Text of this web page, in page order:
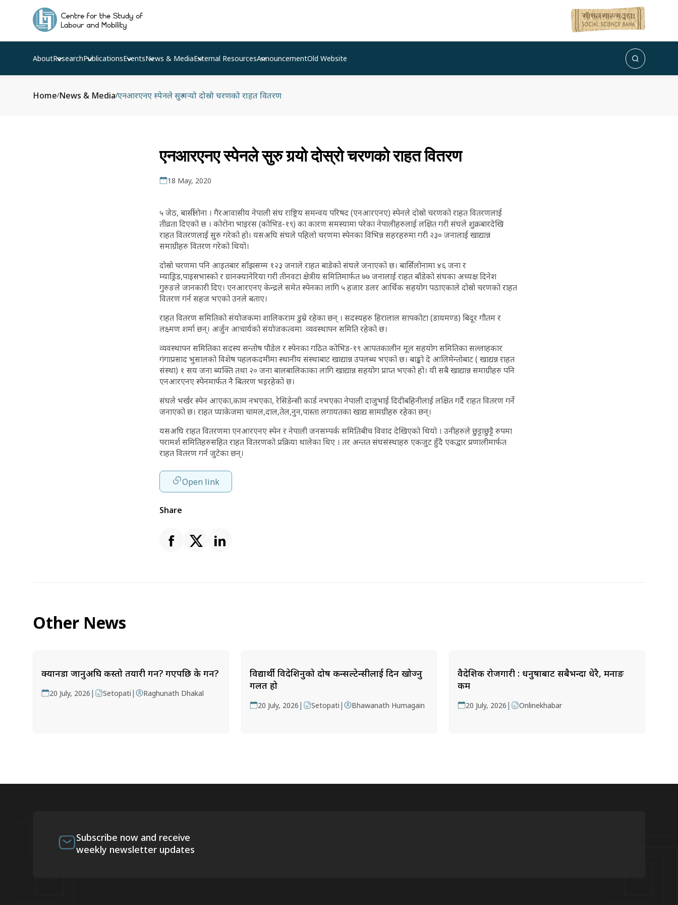
AboutResearchPublicationsEventsNews & MediaExternal ResourcesAnnouncementOld Website
Home/News & Media/एनआरएनए स्पेनले सुरु गर्‍यो दोस्रो चरणको राहत वितरण
एनआरएनए स्पेनले सुरु गर्‍यो दोस्रो चरणको राहत वितरण
18 May, 2020
५ जेठ, बार्सीलोना । गैरआवासीय नेपाली संघ राष्ट्रिय समन्वय परिषद (एनआरएनए) स्पेनले दोस्रो चरणको राहत वितरणलाई
तीव्रता दिएको छ । कोरोना भाइरस (कोभिड-१९) का कारण समस्यामा परेका नेपालीहरुलाई लक्षित गरी संघले शुक्रबारदेखि
राहत वितरणलाई सुरु गरेको हो। यसअघि संघले पहिलो चरणमा स्पेनका विभिन्न सहरहरुमा गरी २३० जनालाई खाद्यान्न
समाग्रीहरु वितरण गरेको थियो।
दोस्रो चरणमा पनि आइतबार साँझसम्म १२३ जनाले राहत बाडेको संघले जनाएको छ। बार्सिलोनामा ४६ जना र
म्याड्रिड,पाइसभास्को र ग्रानक्यानेरिया गरी तीनवटा क्षेत्रीय समितिमार्फत ७७ जनालाई राहत बाँडेको संघका अध्यक्ष दिनेश
गुरुङले जानकारी दिए। एनआरएनए केन्द्रले समेत स्पेनका लागि ५ हजार डलर आर्थिक सहयोग पठाएकाले दोस्रो चरणको राहत
वितरण गर्न सहज भएको उनले बताए।
राहत वितरण समितिको संयोजकमा शालिकराम डुम्रे रहेका छन् । सदस्यहरु हिरालाल सापकोटा (डायमण्ड) बिदूर गौतम र
लक्ष्मण शर्मा छन्। अर्जुन आचार्यको संयोजकत्वमा व्यवस्थापन समिति रहेको छ।
व्यवस्थापन समितिका सदस्य सन्तोष पौडेल र स्पेनका गठित कोभिड-१९ आपतकालीन मूल सहयोग समितिका सल्लाहकार
गंगाप्रसाद भुसालको विशेष पहलकदमीमा स्थानीय संस्थाबाट खाद्यान्न उपलब्ध भएको छ। बाङ्को दे आलिमेन्तोबाट ( खाद्यन्न राहत
संस्था) १ सय जना ब्यक्ति तथा २० जना बालबालिकाका लागि खाद्यान्न सहयोग प्राप्त भएको हो। यी सबै खाद्यान्न समाग्रीहरु पनि
एनआरएनए स्पेनमार्फत नै बितरण भइरहेको छ।
संघले भर्खर स्पेन आएका,काम नभएका, रेसिडेन्सी कार्ड नभएका नेपाली दाजुभाई दिदीबहिनीलाई लक्षित गर्दै राहत वितरण गर्ने
जनाएको छ। राहत प्याकेजमा चामल,दाल,तेल,नुन,पास्ता लगायतका खाद्य सामग्रीहरु रहेका छन्।
यसअघि राहत वितरणमा एनआरएनए स्पेन र नेपाली जनसम्पर्क समितिबीच विवाद देखिएको थियो । उनीहरुले छुट्टाछुट्टै रुपमा
परामर्श समितिहरुसहित राहत वितरणको प्रक्रिया थालेका थिए । तर अन्तत संघसंस्थाहरु एकजुट हुँदै एकद्वार प्रणालीमार्फत
राहत वितरण गर्न जुटेका छन्।
Open link
Share
Other News
क्यानडा जानुअघि कस्तो तयारी गर्ने? गएपछि के गर्ने?
20 July, 2026 | Setopati | Raghunath Dhakal
विद्यार्थी विदेशिनुको दोष कन्सल्टेन्सीलाई दिन खोज्नु
गलत हो
20 July, 2026 | Setopati | Bhawanath Humagain
वैदेशिक रोजगारी : धनुषाबाट सबैभन्दा धेरै, मनाङ
कम
20 July, 2026 | Onlinekhabar
Subscribe now and receive
weekly newsletter updates